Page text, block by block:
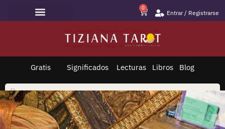
0
Entrar / Registrarse
Gratis Significados Lecturas Libros Blog